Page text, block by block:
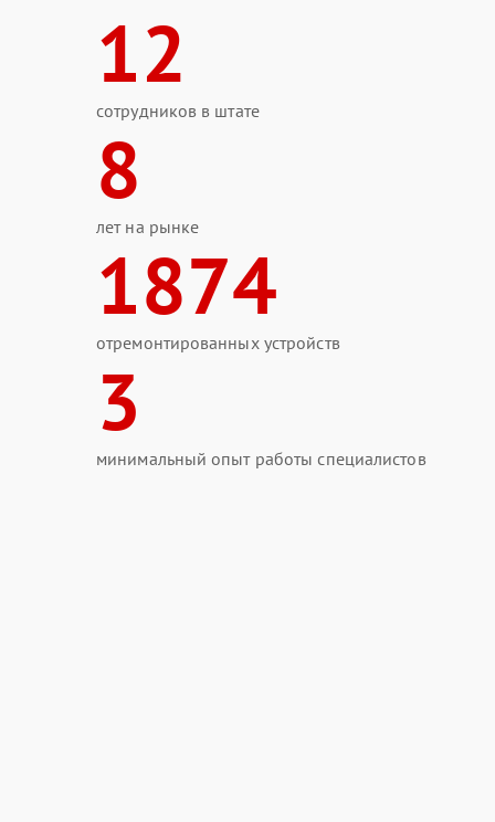
12
сотрудников в штате
8
лет на рынке
1874
отремонтированных устройств
3
минимальный опыт работы специалистов